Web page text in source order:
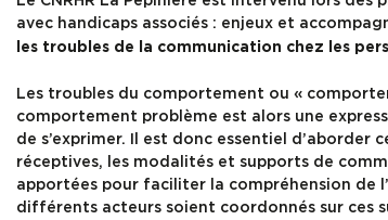
avec handicaps associés : enjeux et
les troubles de la communication chez les
Les troubles du comportement ou «
comportement problème est alors une
de s’exprimer. Il est donc essentiel
réceptives, les modalités et supports de
apportées pour faciliter la compréhension de
différents acteurs soient coordonnés sur ces